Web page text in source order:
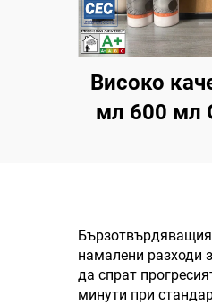
Високо
мл 600 мл
намалени разходи
да спрат
минути при